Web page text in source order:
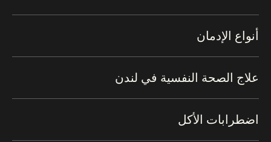
أنواع الإدمان
علاج الصحة النفسية في لندن
اضطرابات الأكل